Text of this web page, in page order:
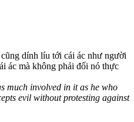
dính líu tới cái ác như người
ác mà không phải đối nó thực
much involved in it as he who
evil without protesting against